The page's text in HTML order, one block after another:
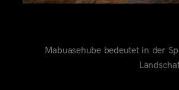
Mabuasehube bedeutet in der